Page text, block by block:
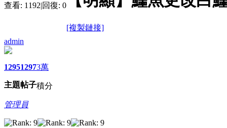
查看: 1192|回復: 0
[複製鏈接]
admin
1295
主題
1297
帖子
3萬
積分
管理員